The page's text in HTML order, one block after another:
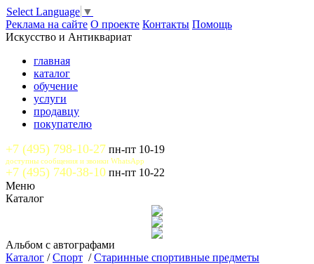
Select Language ▼
Реклама на сайте О проекте Контакты Помощь
Искусство и Антиквариат
главная
каталог
обучение
услуги
продавцу
покупателю
+7 (495) 798-10-27 пн-пт 10-19
доступны сообщения и звонки WhatsApp
+7 (495) 740-38-10 пн-пт 10-22
Меню
Каталог
Альбом с автографами
Каталог /Спорт /Старинные спортивные предметы